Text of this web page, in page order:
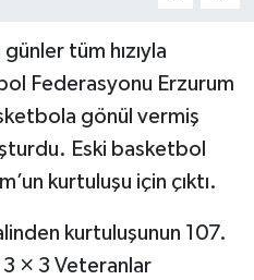
tüm hızıyla
Federasyonu Erzurum
gönül vermiş
Eski basketbol
kurtuluşu için çıktı.
kurtuluşunun 107.
3 × 3 Veteranlar